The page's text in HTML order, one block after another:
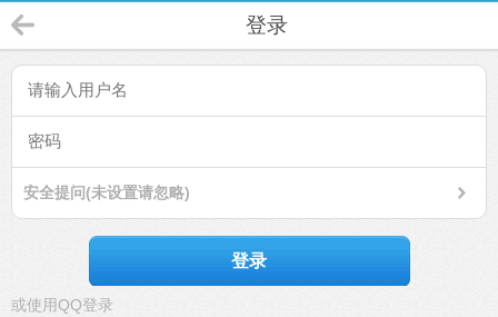
登录
安全提问(未设置请忽略)
登录
或使用QQ登录